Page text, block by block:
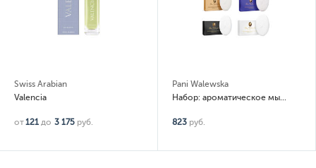
Pani Walewska
823 руб.
Новая Заря
Арбат